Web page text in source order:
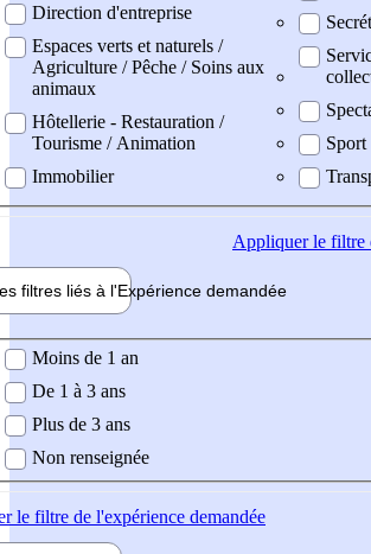
Direction d'entreprise
Espaces verts et naturels /
Agriculture / Pêche / Soins aux
animaux
Hôtellerie - Restauration /
Tourisme / Animation
Immobilier
Sport
Appliquerle filtre
filtres liés à l'Expérience demandée
demandée
Moins de 1 an
De 1 à 3 ans
Plus de 3 ans
Non renseignée
le filtre de l'expérience demandée